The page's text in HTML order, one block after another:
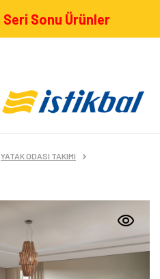
Seri Sonu Ürünler
YATAK ODASI TAKIMI